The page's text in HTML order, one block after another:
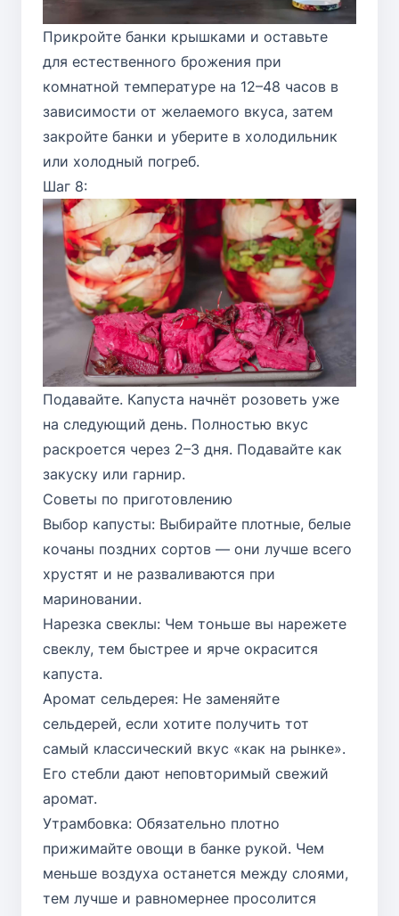
Прикройте банки крышками и оставьте
для естественного брожения при
комнатной температуре на 12–48 часов в
зависимости от желаемого вкуса, затем
закройте банки и уберите в холодильник
или холодный погреб.
Шаг 8:
Подавайте. Капуста начнёт розоветь уже
на следующий день. Полностью вкус
раскроется через 2–3 дня. Подавайте как
закуску или гарнир.
Советы по приготовлению
Выбор капусты: Выбирайте плотные, белые
кочаны поздних сортов — они лучше всего
хрустят и не разваливаются при
мариновании.
Нарезка свеклы: Чем тоньше вы нарежете
свеклу, тем быстрее и ярче окрасится
капуста.
Аромат сельдерея: Не заменяйте
сельдерей, если хотите получить тот
самый классический вкус «как на рынке».
Его стебли дают неповторимый свежий
аромат.
Утрамбовка: Обязательно плотно
прижимайте овощи в банке рукой. Чем
меньше воздуха останется между слоями,
тем лучше и равномернее просолится